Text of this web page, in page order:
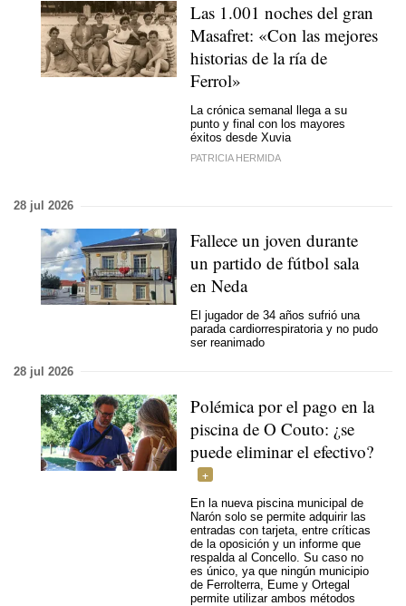
Las 1.001 noches del gran
Masafret: «Con las mejores
historias de la ría de
Ferrol»
La crónica semanal llega a su
punto y final con los mayores
éxitos desde Xuvia
PATRICIA HERMIDA
28 jul 2026
Fallece un joven durante
un partido de fútbol sala
en Neda
El jugador de 34 años sufrió una
parada cardiorrespiratoria y no pudo
ser reanimado
28 jul 2026
Polémica por el pago en la
piscina de O Couto: ¿se
puede eliminar el efectivo?
En la nueva piscina municipal de
Narón solo se permite adquirir las
entradas con tarjeta, entre críticas
de la oposición y un informe que
respalda al Concello. Su caso no
es único, ya que ningún municipio
de Ferrolterra, Eume y Ortegal
permite utilizar ambos métodos